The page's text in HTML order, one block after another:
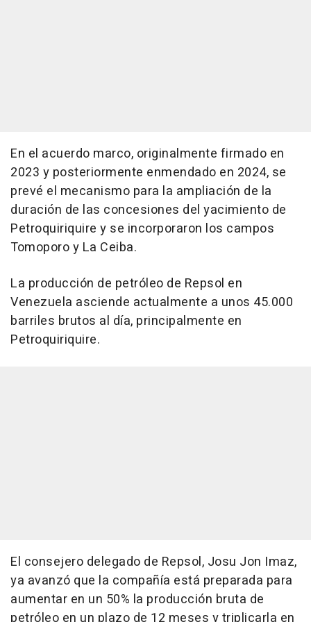
En el acuerdo marco, originalmente firmado en
2023 y posteriormente enmendado en 2024, se
prevé el mecanismo para la ampliación de la
duración de las concesiones del yacimiento de
Petroquiriquire y se incorporaron los campos
Tomoporo y La Ceiba.
La producción de petróleo de Repsol en
Venezuela asciende actualmente a unos 45.000
barriles brutos al día, principalmente en
Petroquiriquire.
El consejero delegado de Repsol, Josu Jon Imaz,
ya avanzó que la compañía está preparada para
aumentar en un 50% la producción bruta de